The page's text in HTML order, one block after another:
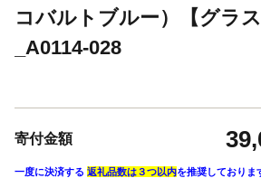
コバルトブルー）【グラス
_A0114-028
寄付金額
一度に決済する 返礼品数は３つ以内を推奨しておりま